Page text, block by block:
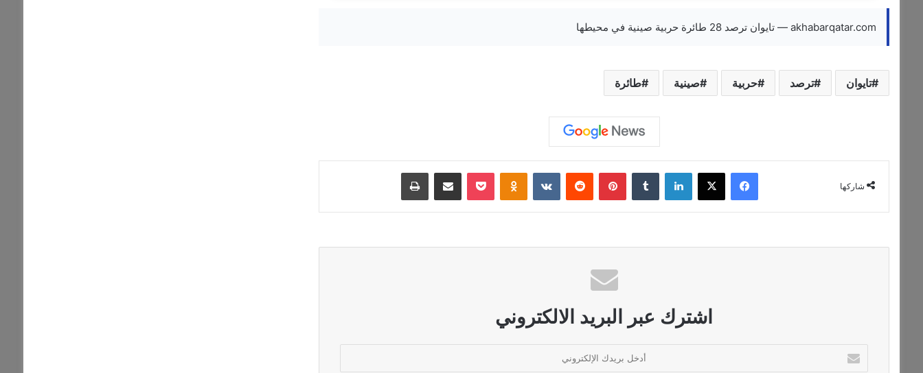
akhabarqatar.com — تايوان ترصد 28 طائرة حربية صينية في محيطها
تايوان ترصد حربية صينية طائرة
شاركها
فيسبوك ‫X لينكدإن ‏Tumblr بينتيريست ‏Reddit
‏VKontakte
Odnoklassniki
‫Pocket مشاركة عبر البريد طباعة
اشترك عبر البريد الالكتروني